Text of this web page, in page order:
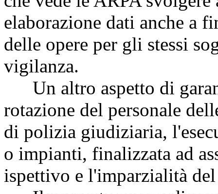
elaborazione dati anche a
delle opere per gli stessi
vigilanza.
Un altro aspetto di
rotazione del personale
di polizia giudiziaria,
o impianti, finalizzata ad
ispettivo e l'imparzialità